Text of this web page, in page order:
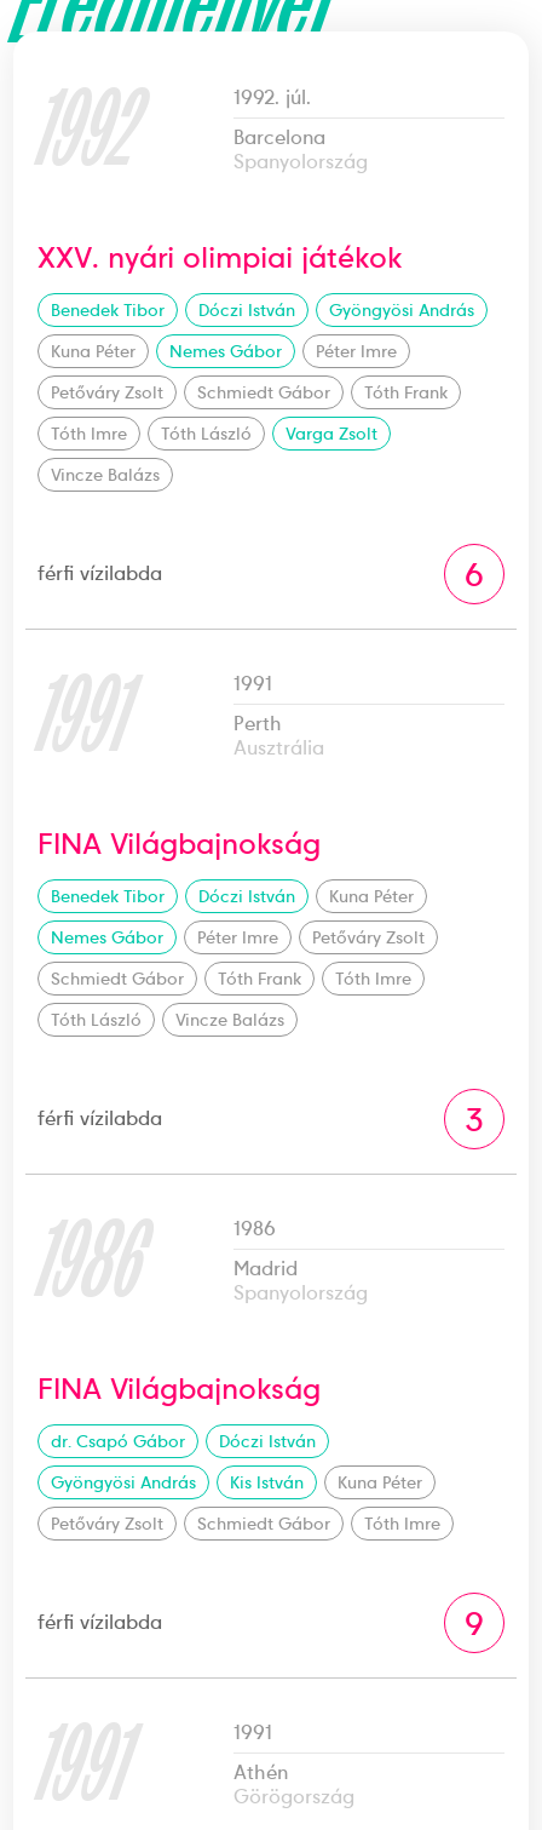
1992
1992. júl.
Barcelona
Spanyolország
XXV. nyári olimpiai játékok
Benedek Tibor Dóczi István
Gyöngyösi András
Kuna Péter
Nemes Gábor
Péter Imre
Petőváry Zsolt
Schmiedt Gábor
Tóth Frank
Tóth Imre
Tóth László
Varga Zsolt
Vincze Balázs
férfi vízilabda 6
1991
1991
Perth
Ausztrália
FINA Világbajnokság
Benedek Tibor Dóczi István
Kuna Péter
Nemes Gábor
Péter Imre
Petőváry Zsolt
Schmiedt Gábor
Tóth Frank
Tóth Imre
Tóth László
Vincze Balázs
férfi vízilabda 3
1986
1986
Madrid
Spanyolország
FINA Világbajnokság
dr. Csapó Gábor
Dóczi István
Gyöngyösi András
Kis István
Kuna Péter
Petőváry Zsolt
Schmiedt Gábor Tóth Imre
férfi vízilabda 9
1991
1991
Athén
Görögország